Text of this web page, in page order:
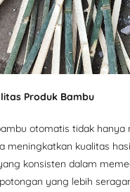
Produk Bambu
otomatis tidak hanya
meningkatkan kualitas
konsisten dalam
yang lebih